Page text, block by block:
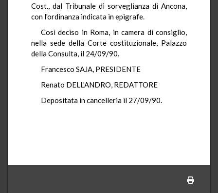
Cost., dal Tribunale di sorveglianza di Ancona,
con l'ordinanza indicata in epigrafe.
Così deciso in Roma, in camera di consiglio,
nella sede della Corte costituzionale, Palazzo
della Consulta, il 24/09/90.
Francesco SAJA, PRESIDENTE
Renato DELL'ANDRO, REDATTORE
Depositata in cancelleria il 27/09/90.